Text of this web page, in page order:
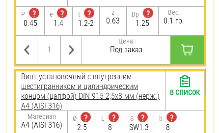
P
?
0.45
e
?
1.4
t
?
1.2-2
z
0.63
Dp
?
1.25
Вес:
0.1 гр.
Цена:
Под заказ
Винт установочный с внутренним
шестигранником и цилиндрическим
концом (цапфой) DIN 915 2,5х8 мм (нерж.)
A4 (AISI 316)
Материал
A4 (AISI 316)
Ø
?
2.5
L
?
8
S
?
SW1.3
b
?
8
В СПИСОК